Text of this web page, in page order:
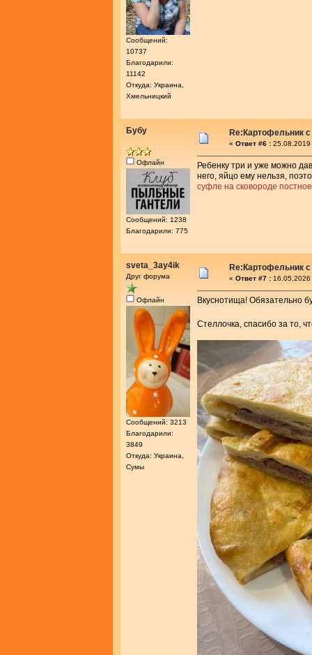
Сообщений:
10737
Благодарили:
11142
Откуда: Украина,
Хмельницкий
Бубу
Офлайн
Сообщений: 1238
Благодарили: 775
Re:Картофельник
« Ответ #6 :
Ребенку три и уже можно
него, яйцо ему нельзя,
суфле на сковороде постное
sveta_3ay4ik
Друг форума
Офлайн
Сообщений: 3213
Благодарили:
3849
Откуда: Украина,
Сумы
Re:Картофельник
« Ответ #7 :
Вкуснотища! Обязательно
Стеллочка, спасибо за то,